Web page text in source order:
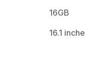
16GB
16.1